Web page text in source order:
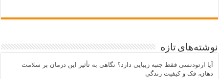
نوشته‌های تازه
آیا ارتودنسی فقط جنبه زیبایی دارد؟ نگاهی به تأثیر این درمان بر سلامت
دهان، فک و کیفیت زندگی